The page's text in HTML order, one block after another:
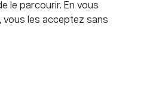
le parcourir. En vous
les acceptez sans